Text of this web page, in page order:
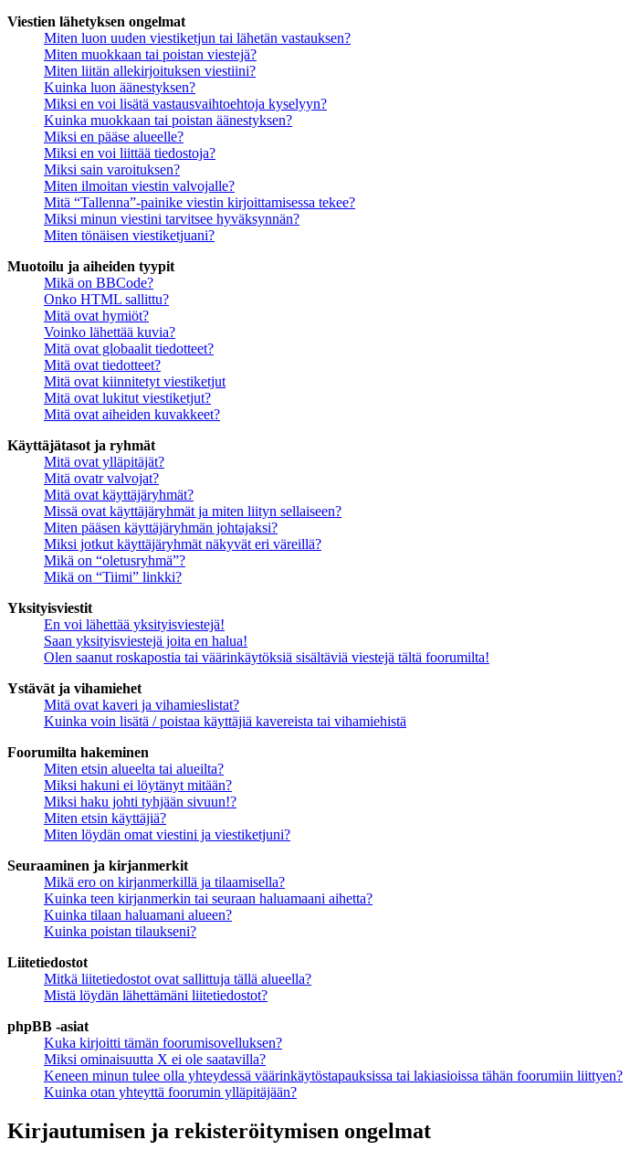
Viestien lähetyksen ongelmat
Miten luon uuden viestiketjun tai lähetän vastauksen?
Miten muokkaan tai poistan viestejä?
Miten liitän allekirjoituksen viestiini?
Kuinka luon äänestyksen?
Miksi en voi lisätä vastausvaihtoehtoja kyselyyn?
Kuinka muokkaan tai poistan äänestyksen?
Miksi en pääse alueelle?
Miksi en voi liittää tiedostoja?
Miksi sain varoituksen?
Miten ilmoitan viestin valvojalle?
Mitä “Tallenna”-painike viestin kirjoittamisessa tekee?
Miksi minun viestini tarvitsee hyväksynnän?
Miten tönäisen viestiketjuani?
Muotoilu ja aiheiden tyypit
Mikä on BBCode?
Onko HTML sallittu?
Mitä ovat hymiöt?
Voinko lähettää kuvia?
Mitä ovat globaalit tiedotteet?
Mitä ovat tiedotteet?
Mitä ovat kiinnitetyt viestiketjut
Mitä ovat lukitut viestiketjut?
Mitä ovat aiheiden kuvakkeet?
Käyttäjätasot ja ryhmät
Mitä ovat ylläpitäjät?
Mitä ovatr valvojat?
Mitä ovat käyttäjäryhmät?
Missä ovat käyttäjäryhmät ja miten liityn sellaiseen?
Miten pääsen käyttäjäryhmän johtajaksi?
Miksi jotkut käyttäjäryhmät näkyvät eri väreillä?
Mikä on “oletusryhmä”?
Mikä on “Tiimi” linkki?
Yksityisviestit
En voi lähettää yksityisviestejä!
Saan yksityisviestejä joita en halua!
Olen saanut roskapostia tai väärinkäytöksiä sisältäviä viestejä tältä foorumilta!
Ystävät ja vihamiehet
Mitä ovat kaveri ja vihamieslistat?
Kuinka voin lisätä / poistaa käyttäjiä kavereista tai vihamiehistä
Foorumilta hakeminen
Miten etsin alueelta tai alueilta?
Miksi hakuni ei löytänyt mitään?
Miksi haku johti tyhjään sivuun!?
Miten etsin käyttäjiä?
Miten löydän omat viestini ja viestiketjuni?
Seuraaminen ja kirjanmerkit
Mikä ero on kirjanmerkillä ja tilaamisella?
Kuinka teen kirjanmerkin tai seuraan haluamaani aihetta?
Kuinka tilaan haluamani alueen?
Kuinka poistan tilaukseni?
Liitetiedostot
Mitkä liitetiedostot ovat sallittuja tällä alueella?
Mistä löydän lähettämäni liitetiedostot?
phpBB -asiat
Kuka kirjoitti tämän foorumisovelluksen?
Miksi ominaisuutta X ei ole saatavilla?
Keneen minun tulee olla yhteydessä väärinkäytöstapauksissa tai lakiasioissa tähän foorumiin liittyen?
Kuinka otan yhteyttä foorumin ylläpitäjään?
Kirjautumisen ja rekisteröitymisen ongelmat